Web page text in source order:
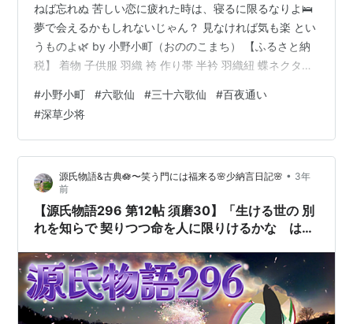
ねば忘れぬ 苦しい恋に疲れた時は、寝るに限るなりよ🛌
夢で会えるかもしれないじゃん？ 見なければ気も楽 とい
うものよ🌿 by 小野小町（おののこまち） 【ふるさと納
税】 着物 子供服 羽織 袴 作り帯 半衿 羽織紐 蝶ネクタイ
ルー 5歳 男の子 キッズ プレゼント価格: 160000 円楽天
で詳細を見る 【ふるさと納税】鶺鴒蒔絵 琥珀帯留（乳白
色） | おしゃれ レディース 着物 帯留め 帯どめ アクセサ
リ 和 和小物価格: 367000 円楽天で詳細を見る
#小野小町 #六歌仙 #三十六歌仙 #百夜通い
#深草少将
源氏物語&古典🪷〜笑う門には福来る🌸少納言日記🌸 • 3年
前
【源氏物語296 第12帖 須磨30】「生ける世の 別
れを知らで 契りつつ命を人に限りけるかな はか
見せまいとしているのであった